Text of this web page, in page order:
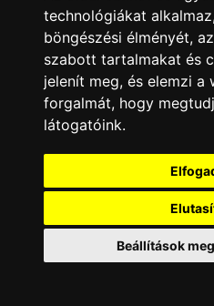
Minden jog fenntartva ©
A csatornák a
fenntartják! A portál
felelősséget nem
megjelentetett
hirdetésekhez
technológiákat
böngészési élményét,
szabott tartalmakat és
jelenít meg, és elemzi a
forgalmát, hogy
látogatóink.
Beállítások